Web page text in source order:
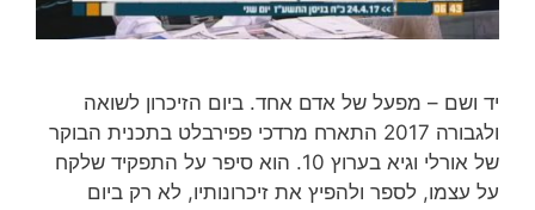
יד ושם – מפעל של אדם אחד. ביום הזיכרון לשואה
ולגבורה 2017 התארח מרדכי פפירבלט בתכנית הבוקר
של אורלי וגיא בערוץ 10. הוא סיפר על התפקיד שלקח
על עצמו, לספר ולהפיץ את זיכרונותיו, לא רק ביום